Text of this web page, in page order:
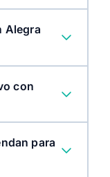
Alegra
con
para